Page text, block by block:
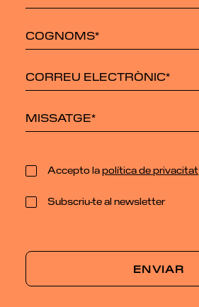
Accepto lapolítica de privacitat
Subscriu-te al newsletter